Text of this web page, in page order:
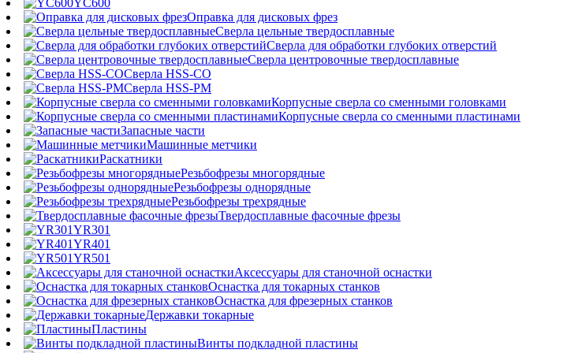
YC600
Оправка для дисковых фрез
Сверла цельные твердосплавные
Сверла для обработки глубоких отверстий
Сверла центровочные твердосплавные
Сверла HSS-CO
Сверла HSS-PM
Корпусные сверла со сменными головками
Корпусные сверла со сменными пластинами
Запасные части
Машинные метчики
Раскатники
Резьбофрезы многорядные
Резьбофрезы однорядные
Резьбофрезы трехрядные
Твердосплавные фасочные фрезы
YR301
YR401
YR501
Аксессуары для станочной оснастки
Оснастка для токарных станков
Оснастка для фрезерных станков
Державки токарные
Пластины
Винты подкладной пластины